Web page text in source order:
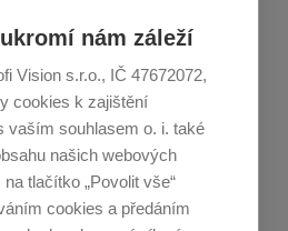
nám záleží
Vision s.r.o., IČ 47672072,
cookies k zajištění
vaším souhlasem o. i. také
našich webových
tlačítko „Povolit vše“
cookies a předáním